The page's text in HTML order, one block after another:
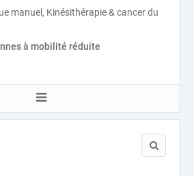
manuel, Kinésithérapie & cancer du
à mobilité réduite